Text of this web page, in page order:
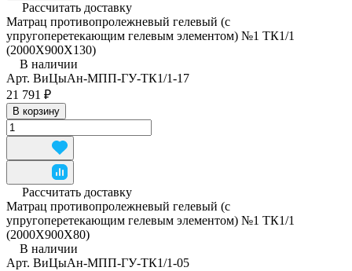
Рассчитать доставку
Матрац противопролежневый гелевый (с
упругоперетекающим гелевым элементом) №1 ТК1/1
(2000Х900Х130)
В наличии
Арт. ВиЦыАн-МПП-ГУ-ТК1/1-17
21 791 ₽
В корзину
Рассчитать доставку
Матрац противопролежневый гелевый (с
упругоперетекающим гелевым элементом) №1 ТК1/1
(2000Х900Х80)
В наличии
Арт. ВиЦыАн-МПП-ГУ-ТК1/1-05